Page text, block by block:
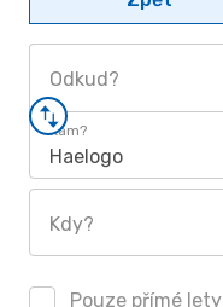
Odkud?
Kam?
Haelogo
Kdy?
Pouze přímé lety